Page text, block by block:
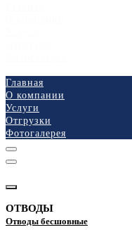
Главная
О компании
Услуги
Отгрузки
Фотогалерея
ОТВОДЫ
Отводы бесшовные